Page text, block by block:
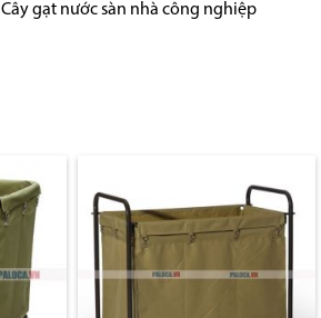
Cây gạt nước sàn nhà công nghiệp